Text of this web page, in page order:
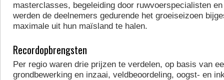
masterclasses, begeleiding door ruwvoerspecialisten
werden de deelnemers gedurende het groeiseizoen
maximale uit hun maïsland te halen.
Recordopbrengsten
Per regio waren drie prijzen te verdelen, op basis van
grondbewerking en inzaai, veldbeoordeling, oogst- en